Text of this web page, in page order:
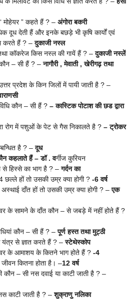
मोहेयर ” कहते हैं ? – अंगोरा बकरी
दूध देती हैं और इनके बछड़े भी कृषि कार्यों एवं
करते हैं ? –दुकाजी नस्ल
तथा कॉकरेज किस नस्ल की गायें हैं ? –दुकाजी नस्लें
कौन – सी हैं ? –नागौरी , मेवाती , खेरीगढ़ तथा
प्रदेश के किन जिलों में पायी जाती है ? –
कौन – सी हैं ? – कास्टिक पोटाश की छड द्वारा
रोग में पशुओं के पेट से गैस निकालते है ? – ट्रोकर
है ? –दूध
कहलाते हैं – डॉ . वर्गीज कुरियन
हिस्से का भाग है ? –गर्दन का
छल्ले हों तो उसकी उम्र क्या होगी ? -6 वर्ष
दाँत हों तो उसकी उम्र क्या होगी ? –एक
के सामने के दाँत कौन – से जबड़े में नहीं होते हैं ?
कौन – सी हैं ? –पूर्ण हस्त तथा मुट्ठी
से ज्ञात करते हैं ? –स्टेथेस्कोप
के आमाशय के कितने भाग होते हैं ? -4
कितना होता है। –12 वर्ष
– सी नस दवाई या काटी जाती है ? –
काटी जाती है ? –शुक्राणु नलिका